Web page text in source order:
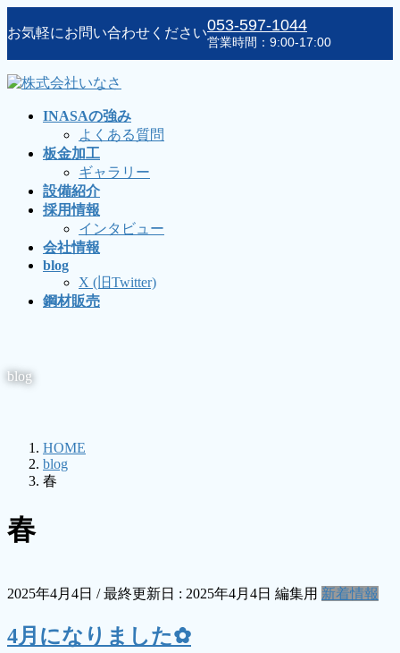
ン
ン
ツ
ビ
ー
シ
お気軽にお問い合わせください053-597-1044
営業時間：9:00-17:00
INASAの強み
よくある質問
板金加工
ギャラリー
設備紹介
採用情報
インタビュー
会社情報
blog
X (旧Twitter)
鋼材販売
blog
HOME
blog
春
春
2025年4月4日 / 最終更新日 : 2025年4月4日 編集用 新着情報
4月になりました✿